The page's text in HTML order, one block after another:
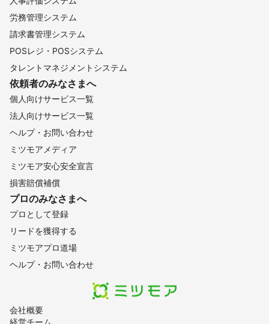
会社概要
経営チーム
労務管理システム
請求書管理システム
POSレジ・POSシステム
タレントマネジメントシステム
依頼者のみなさまへ
個人向けサービス一覧
法人向けサービス一覧
ヘルプ・お問い合わせ
ミツモアメディア
ミツモア安心安全宣言
損害賠償補償
プロのみなさまへ
プロとして登録
リードを獲得する
ミツモアプロ道場
ヘルプ・お問い合わせ